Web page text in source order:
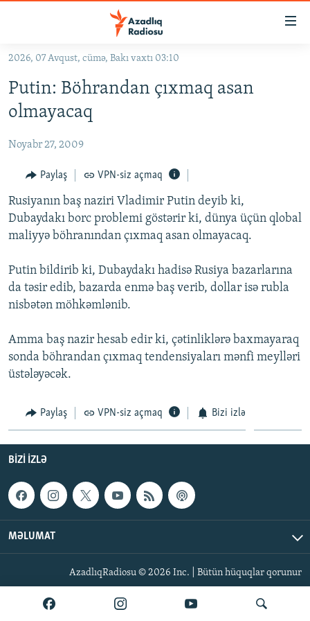
Əsas
qayıt
Əsas
naviqasiyaya
qayıt
KORRUPSIOMETR
#ƏSLINDƏ
FƏRQƏ BAX
QANUNI DOĞRU
ARAŞDIRMA
VIDEO
FOTOQALEREYA
KARIKATURA
RADIO ARXIV
OXU ZALI
İSLAM VƏ DEMOKRATIYA
İZ - MƏDƏNIYYƏT PROQRAMI
HAQQIMIZDA
PEŞƏ ETIKASI VƏ JURNALISTIKA STANDARTLARIMIZ
MATERIALLARIMIZDAN ISTIFADƏ
BIZI IZLƏ
2026, 07 Avqust, cümə, Bakı vaxtı 03:10
Putin: Böhrandan çıxmaq asan
olmayacaq
Noyabr 27, 2009
Paylaş VPN-siz açmaq
Rusiyanın baş naziri Vladimir Putin deyib ki,
Dubaydakı borc problemi göstərir ki, dünya üçün qlobal
maliyyə böhranından çıxmaq asan olmayacaq.
Putin bildirib ki, Dubaydakı hadisə Rusiya bazarlarına
da təsir edib, bazarda enmə baş verib, dollar isə rubla
nisbətən möhkəmlənib.
Amma baş nazir hesab edir ki, çətinliklərə baxmayaraq
sonda böhrandan çıxmaq tendensiyaları mənfi meylləri
üstələyəcək.
Paylaş VPN-siz açmaq Bizi izlə
BIZI IZLƏ
MƏLUMAT
AzadlıqRadiosu © 2026 Inc. | Bütün hüquqlar qorunur